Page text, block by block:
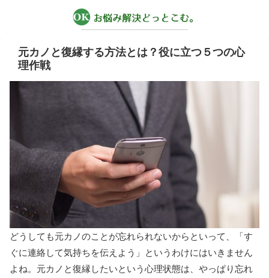
元カノと復縁する方法とは？役に立つ５つの心
理作戦
どうしても元カノのことが忘れられないからといって、「す
ぐに連絡して気持ちを伝えよう」というわけにはいきません
よね。元カノと復縁したいという心理状態は、やっぱり忘れ